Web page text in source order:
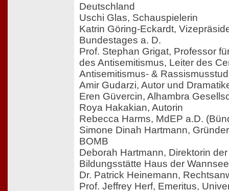
Deutschland
Uschi Glas, Schauspielerin
Katrin Göring-Eckardt,
Bundestages a. D.
Prof. Stephan Grigat, Professor
des Antisemitismus, Leiter des
Antisemitismus- &
Amir Gudarzi, Autor und
Eren Güvercin, Alhambra
Roya Hakakian, Autorin
Rebecca Harms, MdEP a.D.
Simone Dinah Hartmann,
BOMB
Deborah Hartmann, Direktorin
Bildungsstätte Haus der
Dr. Patrick Heinemann,
Prof. Jeffrey Herf, Emeritus,